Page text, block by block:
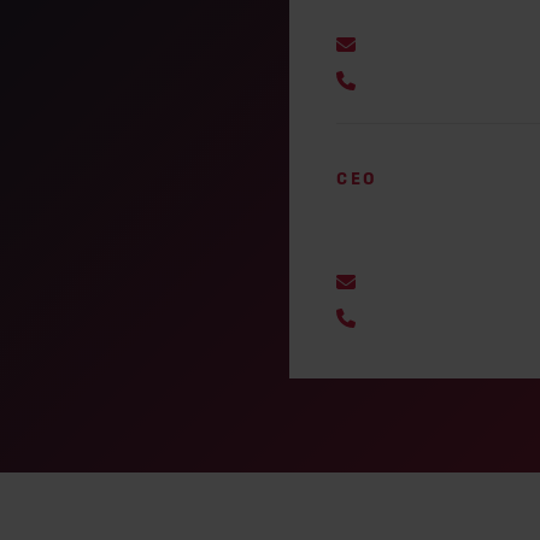
Email:
Phone:
CEO
Email:
Phone: